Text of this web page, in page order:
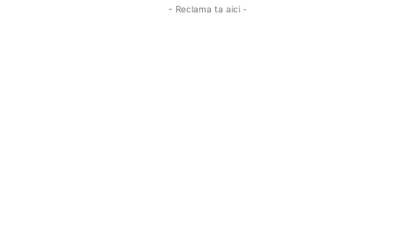
- Reclama ta aici -